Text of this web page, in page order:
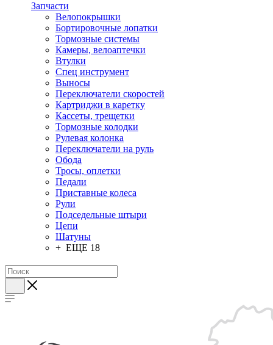
Запчасти
Велопокрышки
Бортировочные лопатки
Тормозные системы
Камеры, велоаптечки
Втулки
Спец инструмент
Выносы
Переключатели скоростей
Картриджи в каретку
Кассеты, трещетки
Тормозные колодки
Рулевая колонка
Переключатели на руль
Обода
Тросы, оплетки
Педали
Приставные колеса
Рули
Подседельные штыри
Цепи
Шатуны
+ ЕЩЕ 18